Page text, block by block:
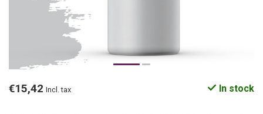
€15,42 Incl. tax In stock